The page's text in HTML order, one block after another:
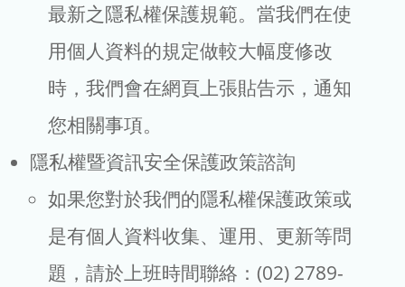
最新之隱私權保護規範。當我們在使
用個人資料的規定做較大幅度修改
時，我們會在網頁上張貼告示，通知
您相關事項。
隱私權暨資訊安全保護政策諮詢
如果您對於我們的隱私權保護政策或
是有個人資料收集、運用、更新等問
題，請於上班時間聯絡：(02) 2789-